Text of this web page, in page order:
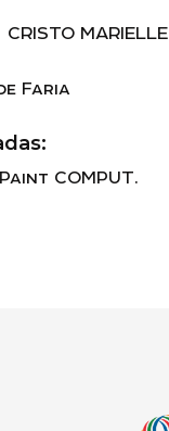
CRISTO MARIELLE
Faria
COMPUT.